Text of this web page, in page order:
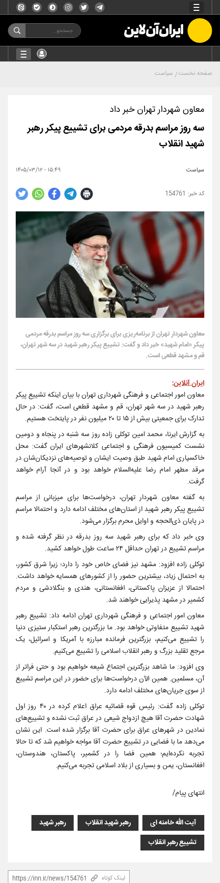
صفحه نخست سیاست
معاون شهردار تهران خبر داد
سه روز مراسم بدرقه مردمی برای تشییع پیکر رهبر
شهید انقلاب
سیاست ۱۵:۴۹ - ۱۴۰۵/۰۳/۱۲
154761
معاون شهردار تهران از برنامه‌ریزی برای برگزاری سه روز مراسم بدرقه مردمی
پیکر «امام شهید» خبر داد و گفت: تشییع پیکر رهبر شهید در سه شهر تهران،
قم و مشهد قطعی است.
ایران آنلاین:
معاون امور اجتماعی و فرهنگی شهرداری تهران با بیان اینکه تشییع پیکر
رهبر شهید در سه شهر تهران، قم و مشهد قطعی است، گفت: در حال
تدارک برای جمعیتی بیش از ۱۵ تا ۲۰ میلیون نفر در پایتخت هستیم.
به گزارش ایرنا، محمد امین توکلی زاده روز سه شنبه در پنجاه و دومین
نشست کمیسیون فرهنگی و اجتماعی کلانشهرهای ایران گفت: محل
خاکسپاری امام شهید طبق وصیت ایشان و توصیه‌های نزدیکان‌شان در
مرقد مطهر امام رضا علیه‌السلام خواهد بود و در آنجا آرام خواهد
گرفت.
به گفته معاون شهردار تهران، درخواست‌ها برای میزبانی از مراسم
تشییع پیکر رهبر شهید از استان‌های مختلف ادامه دارد و احتمالا مراسم
در پایان ذی‌الحجه و اوایل محرم برگزار می‌شود.
وی خبر داد که برای رهبر شهید سه روز بدرقه در نظر گرفته شده و
مراسم تشییع در تهران حداقل ۲۴ ساعت طول خواهد کشید.
توکلی زاده افزود: مشهد نیز فضای خاص خود را دارد؛ زیرا شرق کشور،
به احتمال زیاد، بیشترین حضور را از کشورهای همسایه خواهد داشت.
احتمالا از عزیزان پاکستانی، افغانستانی، هندی و بنگلادشی و مردم
کشمیر در مشهد پذیرایی خواهند شد.
معاون امور اجتماعی و فرهنگی شهرداری تهران ادامه داد: تشییع رهبر
شهید تشییع متفاوتی خواهد بود. ما بزرگترین رهبر استکبار ستیزی دنیا
را تشییع می‌کنیم، بزرگترین فرمانده مبارزه با آمریکا و اسرائیل، یک
مرجع تقلید بزرگ و رهبر انقلاب اسلامی را تشییع می‌کنیم.
وی افزود: ما شاهد بزرگترین اجتماع شیعه خواهیم بود و حتی فراتر از
آن، مسلمین. همین الآن درخواست‌ها برای حضور در این مراسم تشییع
از سوی جریان‌های مختلف ادامه دارد.
توکلی زاده گفت: رئیس قوه قضائیه عراق اعلام کرده در ۴۰ روز اول
شهادت حضرت آقا هیچ ازدواج شیعی در عراق ثبت نشده و تشییع‌های
نمادین در شهرهای عراق برای حضرت آقا برگزار شده است. این نشان
می‌دهد ما با فضایی در تشییع حضرت آقا مواجه خواهیم شد که تا حالا
تجربه نکرده‌ایم؛ همین فضا را در کشمیر، پاکستان، هندوستان،
افغانستان، یمن و بسیاری از بلاد اسلامی تجربه می‌کنیم.
انتهای پیام/
آیت الله خامنه ای رهبر شهید انقلاب
رهبر شهید
تشییع رهبر انقلاب
لینک کوتاه